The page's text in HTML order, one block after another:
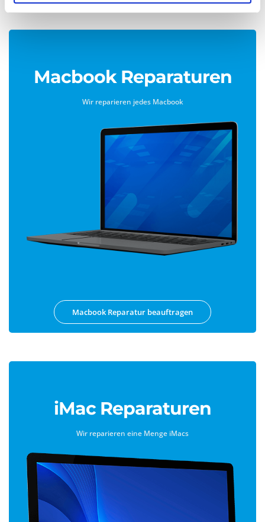
Macbook Reparaturen
Wir reparieren jedes Macbook
Macbook Reparatur beauftragen
iMac Reparaturen
Wir reparieren eine Menge iMacs